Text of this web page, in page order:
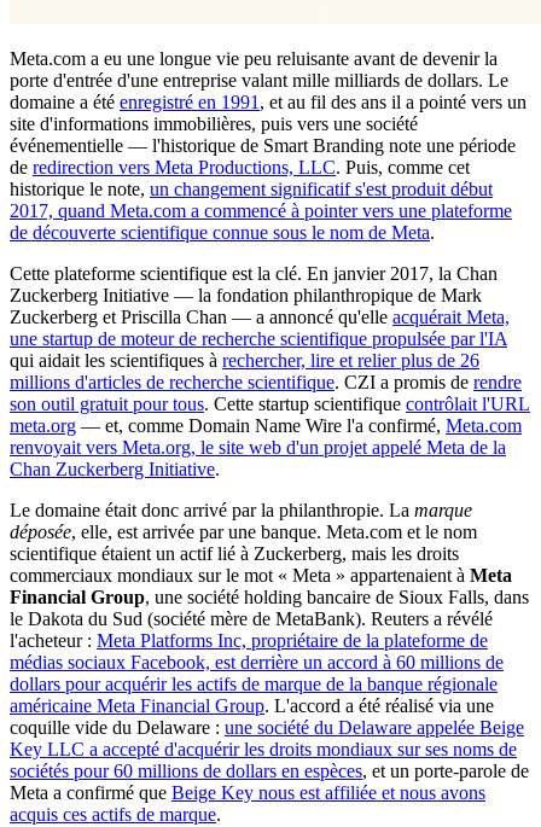
Meta.com a eu une longue vie peu reluisante avant de devenir la
porte d'entrée d'une entreprise valant mille milliards de dollars. Le
domaine a été enregistré en 1991 , et au fil des ans il a pointé vers un
site d'informations immobilières, puis vers une société
événementielle — l'historique de Smart Branding note une période
de redirection vers Meta Productions, LLC. Puis, comme cet
historique le note, un changement significatif s'est produit début
2017, quand Meta.com a commencé à pointer vers une plateforme
de découverte scientifique connue sous le nom de Meta.
Cette plateforme scientifique est la clé. En janvier 2017, la Chan
Zuckerberg Initiative — la fondation philanthropique de Mark
Zuckerberg et Priscilla Chan — a annoncé qu'elle acquérait Meta,
une startup de moteur de recherche scientifique propulsée par l'IA
qui aidait les scientifiques à rechercher, lire et relier plus de 26
millions d'articles de recherche scientifique. CZI a promis de rendre
son outil gratuit pour tous. Cette startup scientifique contrôlait l'URL
meta.org — et, comme Domain Name Wire l'a confirmé, Meta.com
renvoyait vers Meta.org, le site web d'un projet appelé Meta de la
Chan Zuckerberg Initiative.
Le domaine était donc arrivé par la philanthropie. La marque
déposée, elle, est arrivée par une banque. Meta.com et le nom
scientifique étaient un actif lié à Zuckerberg, mais les droits
commerciaux mondiaux sur le mot « Meta » appartenaient à Meta
Financial Group, une société holding bancaire de Sioux Falls, dans
le Dakota du Sud (société mère de MetaBank). Reuters a révélé
l'acheteur : Meta Platforms Inc, propriétaire de la plateforme de
médias sociaux Facebook, est derrière un accord à 60 millions de
dollars pour acquérir les actifs de marque de la banque régionale
américaine Meta Financial Group. L'accord a été réalisé via une
coquille vide du Delaware : une société du Delaware appelée Beige
Key LLC a accepté d'acquérir les droits mondiaux sur ses noms de
sociétés pour 60 millions de dollars en espèces, et un porte-parole de
Meta a confirmé que Beige Key nous est affiliée et nous avons
acquis ces actifs de marque.